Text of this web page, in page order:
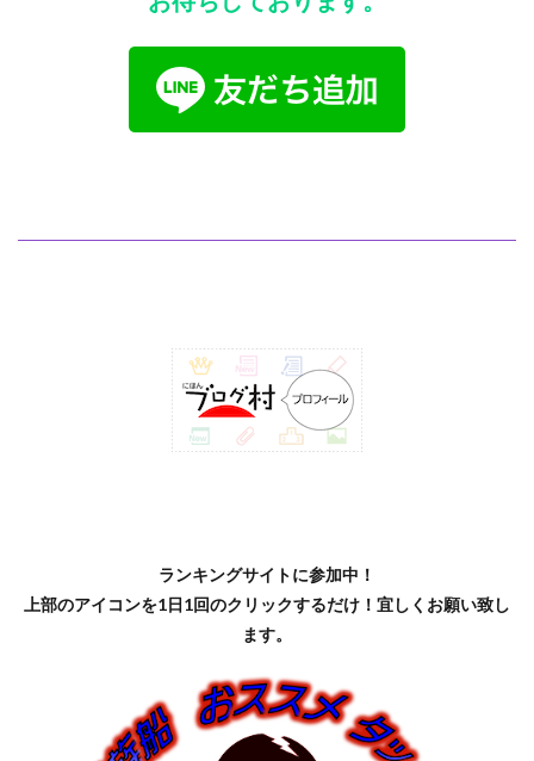
ランキングサイトに参加中！
上部のアイコンを1日1回のクリックするだけ！宜しくお願い致し
ます。